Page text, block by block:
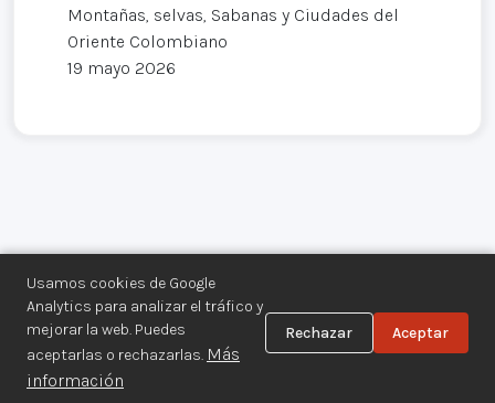
Usamos cookies de Google
Analytics para analizar el tráfico y
mejorar la web. Puedes
aceptarlas o rechazarlas. Más
información
Rechazar Aceptar
Montañas, selvas, Sabanas y Ciudades del
Oriente Colombiano
19 mayo 2026
Centro de Documentación de los
Movimientos Armados©
Aviso legal·Privacidad